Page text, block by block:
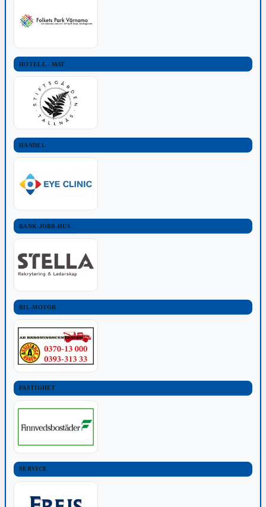
HOTELL - MAT
HANDEL
BANK-JOBB-HUS
BIL-MOTOR
FASTIGHET
SERVICE